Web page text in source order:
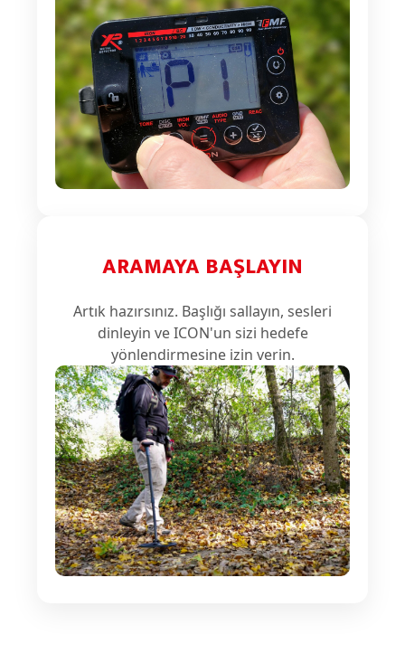
ARAMAYA BAŞLAYIN
Artık hazırsınız. Başlığı sallayın, sesleri
dinleyin ve ICON'un sizi hedefe
yönlendirmesine izin verin.